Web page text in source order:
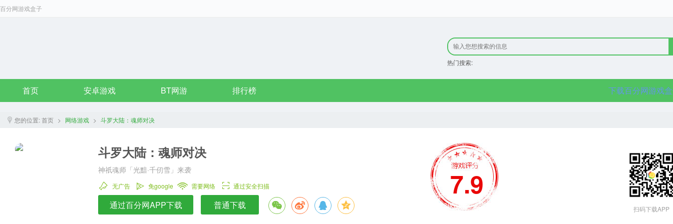
百分网游戏盒子
热门搜索:
首页 安卓游戏 BT网游 排行榜 下载百分网游戏
您的位置:首页 > 网络游戏 > 斗罗大陆：魂师对决
斗罗大陆：魂师对决
神祇魂师「光黯·千仞雪」来袭
无广告 免google 需要网络 通过安全扫描
通过百分网APP下载 普通下载
7.9
扫码下载APP